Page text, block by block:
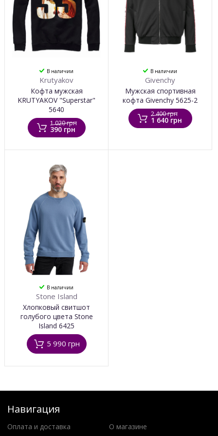
В наличии
Krutyakov
Кофта мужская
KRUTYAKOV "Superstar"
5640
1 020 грн
390 грн
В наличии
Givenchy
Мужская спортивная
кофта Givenchy 5625-2
2 400 грн
1 640 грн
В наличии
Stone Island
Хлопковый свитшот
голубого цвета Stone
Island 6425
5 990 грн
Навигация
Оплата и доставка О магазине